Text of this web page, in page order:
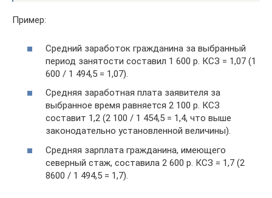
Пример:
Средний заработок гражданина за выбранный
период занятости составил 1 600 р. КСЗ = 1,07 (1
600 / 1 494,5 = 1,07).
Средняя заработная плата заявителя за
выбранное время равняется 2 100 р. КСЗ
составит 1,2 (2 100 / 1 454,5 = 1,4, что выше
законодательно установленной величины).
Средняя зарплата гражданина, имеющего
северный стаж, составила 2 600 р. КСЗ = 1,7 (2
8600 / 1 494,5 = 1,7).